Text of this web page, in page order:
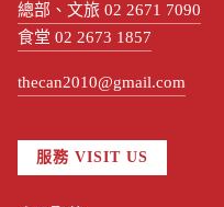
總部、文旅 02 2671 7090
食堂 02 2673 1857
thecan2010@gmail.com
服務 VISIT US